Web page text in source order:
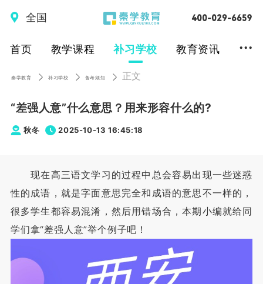
全国
首页 教学课程 补习学校 教育资讯 ...
秦学教育 补习学校 备考须知 正文
“差强人意”什么意思？用来形容什么的?
秋冬 2025-10-13 16:45:18
现在高三语文学习的过程中总会容易出现一些迷惑
性的成语，就是字面意思完全和成语的意思不一样的，
很多学生都容易混淆，然后用错场合，本期小编就给同
学们拿“差强人意”举个例子吧！